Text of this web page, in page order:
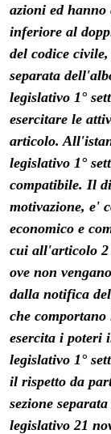
azioni ed hanno
inferiore al
del codice
separata
legislativo 1°
esercitare le
articolo.
legislativo 1°
compatibile. Il
motivazione, e'
economico e
cui all'articolo 2
ove non
dalla notifica
che
esercita i poteri
legislativo 1°
il rispetto da
sezione
legislativo 21